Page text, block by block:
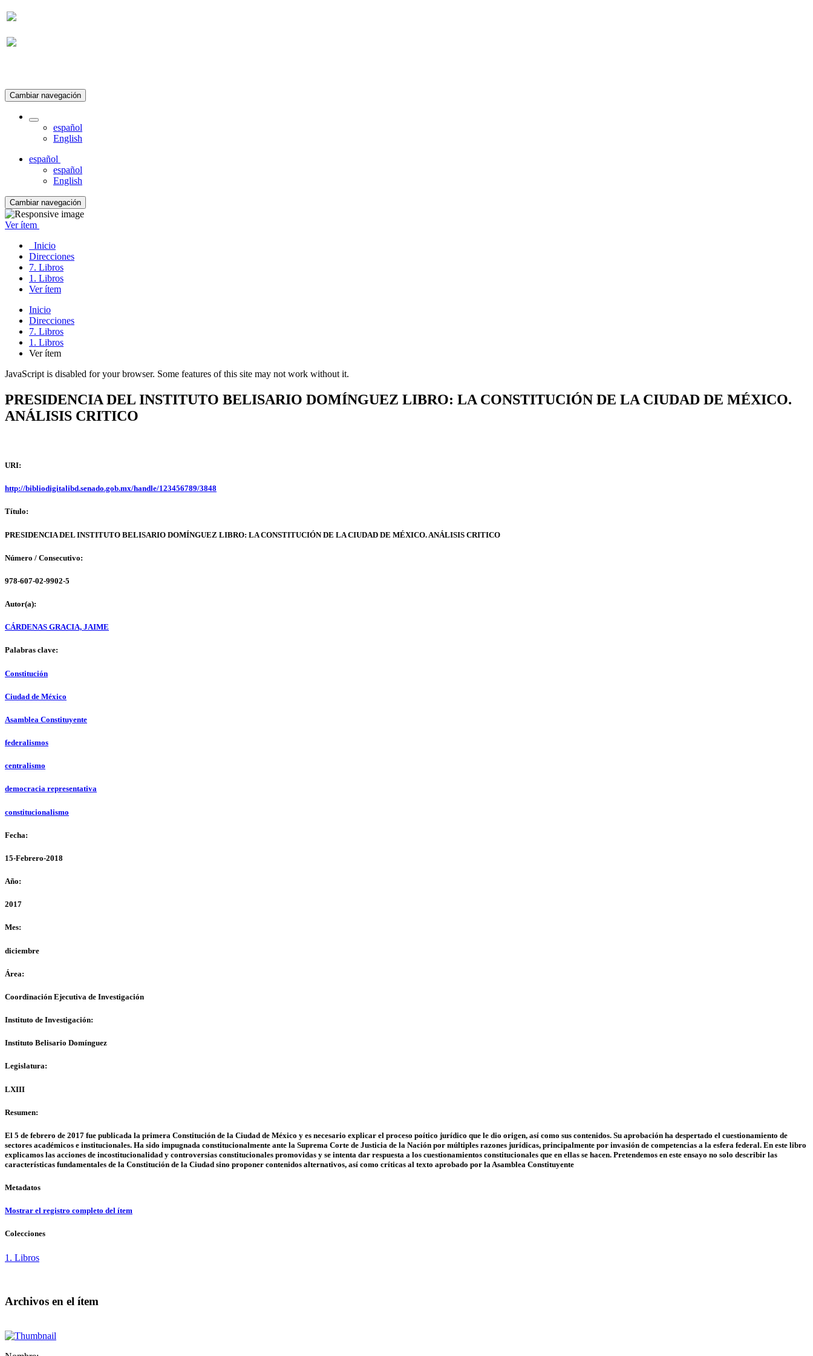
Cambiar navegación
español
English
español
español
English
Cambiar navegación
Ver ítem
Inicio
Direcciones
7. Libros
1. Libros
Ver ítem
Inicio
Direcciones
7. Libros
1. Libros
Ver ítem
JavaScript is disabled for your browser. Some features of this site may not work without it.
PRESIDENCIA DEL INSTITUTO BELISARIO DOMÍNGUEZ LIBRO: LA CONSTITUCIÓN DE LA CIUDAD DE MÉXICO.
ANÁLISIS CRITICO
URI:
http://bibliodigitalibd.senado.gob.mx/handle/123456789/3848
Título:
PRESIDENCIA DEL INSTITUTO BELISARIO DOMÍNGUEZ LIBRO: LA CONSTITUCIÓN DE LA CIUDAD DE MÉXICO. ANÁLISIS CRITICO
Número / Consecutivo:
978-607-02-9902-5
Autor(a):
CÁRDENAS GRACIA, JAIME
Palabras clave:
Constitución
Ciudad de México
Asamblea Constituyente
federalismos
centralismo
democracia representativa
constitucionalismo
Fecha:
15-Febrero-2018
Año:
2017
Mes:
diciembre
Área:
Coordinación Ejecutiva de Investigación
Instituto de Investigación:
Instituto Belisario Domínguez
Legislatura:
LXIII
Resumen:
El 5 de febrero de 2017 fue publicada la primera Constitución de la Ciudad de México y es necesario explicar el proceso poítico jurídico que le dio origen, así como sus contenidos. Su aprobación ha despertado el cuestionamiento de
sectores académicos e institucionales. Ha sido impugnada constitucionalmente ante la Suprema Corte de Justicia de la Nación por múltiples razones jurídicas, principalmente por invasión de competencias a la esfera federal. En este libro
explicamos las acciones de incostitucionalidad y controversias constitucionales promovidas y se intenta dar respuesta a los cuestionamientos constitucionales que en ellas se hacen. Pretendemos en este ensayo no solo describir las
características fundamentales de la Constitución de la Ciudad sino proponer contenidos alternativos, así como críticas al texto aprobado por la Asamblea Constituyente
Metadatos
Mostrar el registro completo del ítem
Colecciones
1. Libros
Archivos en el ítem